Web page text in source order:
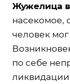
Жужелица
насекомое,
человек мог
по себе